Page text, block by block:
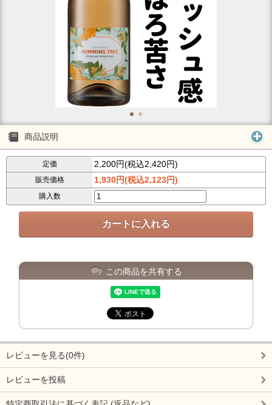
商品説明
定価 2,200円(税込2,420円)
販売価格 1,930円(税込2,123円)
購入数
この商品を共有する
レビューを見る(0件)
レビューを投稿